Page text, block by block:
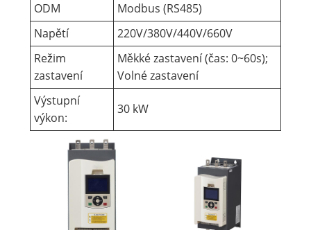
ODM
Modbus (RS485)
Napětí
220V/380V/440V/660V
Režim
zastavení
Měkké zastavení (čas: 0~60s);
Volné zastavení
Výstupní
výkon:
30 kW